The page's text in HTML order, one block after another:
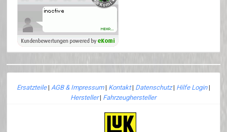
Ersatzteile| AGB & Impressum| Kontakt| Datenschutz| Hilfe Login|
Hersteller| Fahrzeughersteller